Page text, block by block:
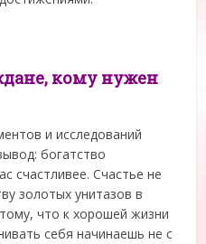
кому нужен
и исследований
богатство
счастливее. Счастье не
золотых унитазов в
что к хорошей жизни
себя начинаешь не с